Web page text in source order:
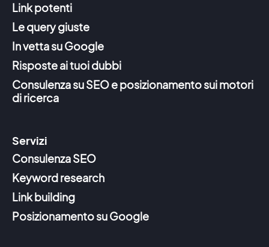
Link potenti
Le query giuste
In vetta su Google
Risposte ai tuoi dubbi
Consulenza su SEO e posizionamento sui motori
di ricerca
Servizi
Consulenza SEO
Keyword research
Link building
Posizionamento su Google